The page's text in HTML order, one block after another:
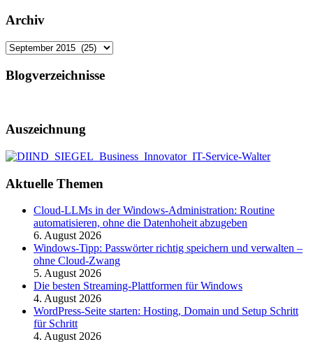
Archiv
Archiv
Blogverzeichnisse
Auszeichnung
Aktuelle Themen
Cloud-LLMs in der Windows-Administration: Routine
automatisieren, ohne die Datenhoheit abzugeben
6. August 2026
Windows-Tipp: Passwörter richtig speichern und verwalten –
ohne Cloud-Zwang
5. August 2026
Die besten Streaming-Plattformen für Windows
4. August 2026
WordPress-Seite starten: Hosting, Domain und Setup Schritt
für Schritt
4. August 2026